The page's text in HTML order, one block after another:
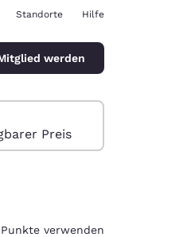
Standorte Hilfe
werden
Preis
Punkte verwenden